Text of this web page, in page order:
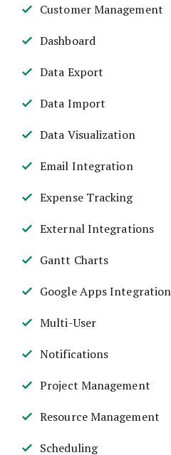
Customer Management
Dashboard
Data Export
Data Import
Data Visualization
Email Integration
Expense Tracking
External Integrations
Gantt Charts
Google Apps Integration
Multi-User
Notifications
Project Management
Resource Management
Scheduling